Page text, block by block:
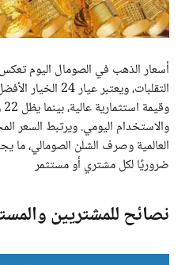
أسعار الذهب في الصومال اليوم
التقلبات، ويعتبر
والاستخدام اليومي. ويرتبط السعر
العالمية وصرف الشلن الصومالي، ما
ضروريًا لكل مشتري أو مستثمر
نصائح للمشتريين